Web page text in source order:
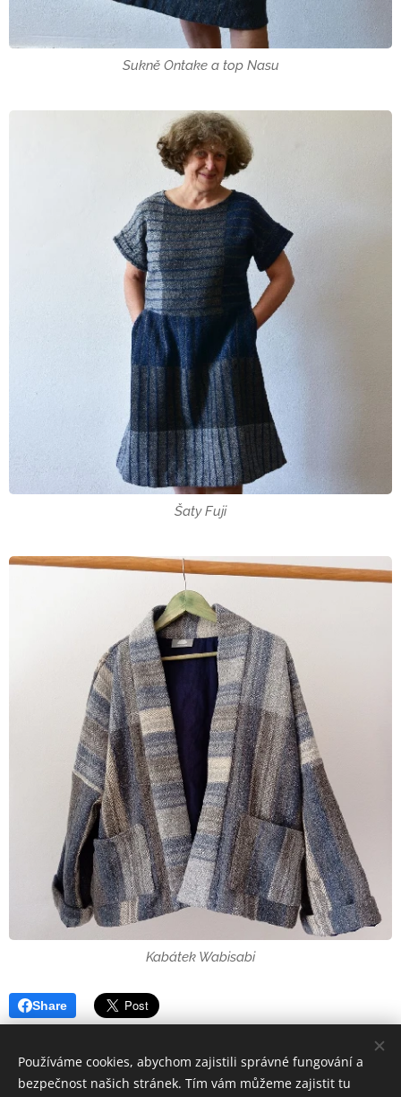
Sukně Ontake a top Nasu
Šaty Fuji
Kabátek Wabisabi
Share
Používáme cookies, abychom zajistili správné fungování a
bezpečnost našich stránek. Tím vám můžeme zajistit tu